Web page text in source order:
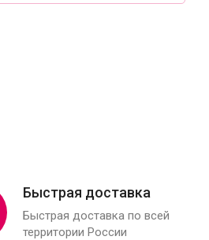
Быстрая доставка
Быстрая доставка по всей
территории России